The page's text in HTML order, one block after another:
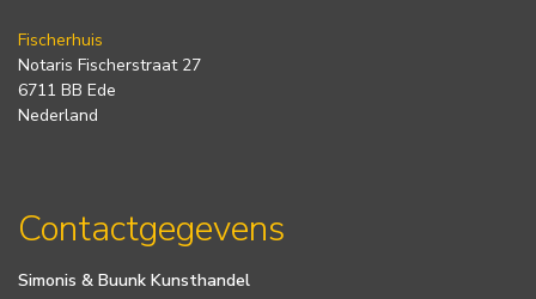
Fischerhuis
Notaris Fischerstraat 27
6711 BB Ede
Nederland
Contactgegevens
Simonis & Buunk Kunsthandel